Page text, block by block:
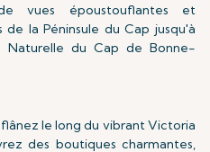
vues époustouflantes et
la Péninsule du Cap jusqu'à
Naturelle du Cap de Bonne-
le long du vibrant Victoria
des boutiques charmantes,